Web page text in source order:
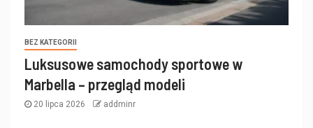
BEZ KATEGORII
Luksusowe samochody sportowe w
Marbella – przegląd modeli
20 lipca 2026 addminr